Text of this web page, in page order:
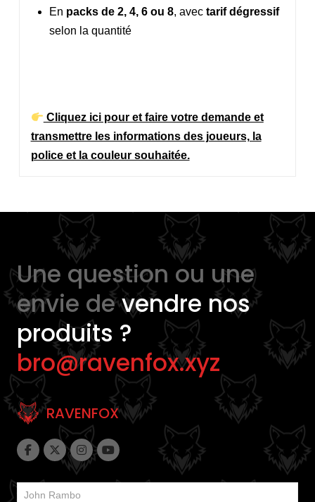
En packs de 2, 4, 6 ou 8, avectarif dégressif
selon la quantité
Cliquez ici pour et faire votre demande et
transmettre les informations des joueurs, la
police et la couleur souhaitée.
Une question ou une
envie devendre nos
produits ?
bro@ravenfox.xyz
RAVENFOX